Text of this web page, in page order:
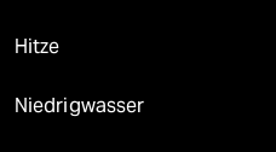
Hitze
Niedrigwasser